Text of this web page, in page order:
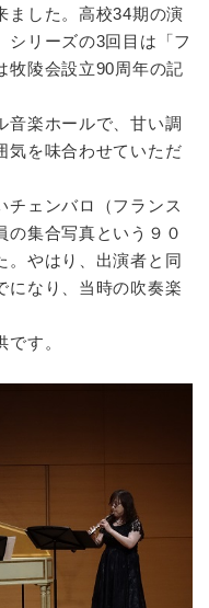
ました。高校34期の演
シリーズの3回目は「フ
牧陵会設立90周年の記
音楽ホールで、甘い調
気を味合わせていただ
チェンバロ（フランス
の集合写真という９０
。やはり、出演者と同
になり、当時の吹奏楽
す。